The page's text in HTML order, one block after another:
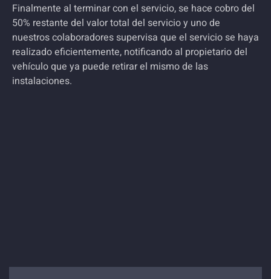
Finalmente al terminar con el servicio, se hace cobro del
50% restante del valor total del servicio y uno de
nuestros colaboradores supervisa que el servicio se haya
realizado eficientemente, notificando al propietario del
vehículo que ya puede retirar el mismo de las
instalaciones.